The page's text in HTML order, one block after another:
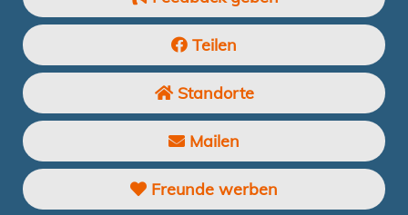
Teilen
Standorte
Mailen
Freunde werben